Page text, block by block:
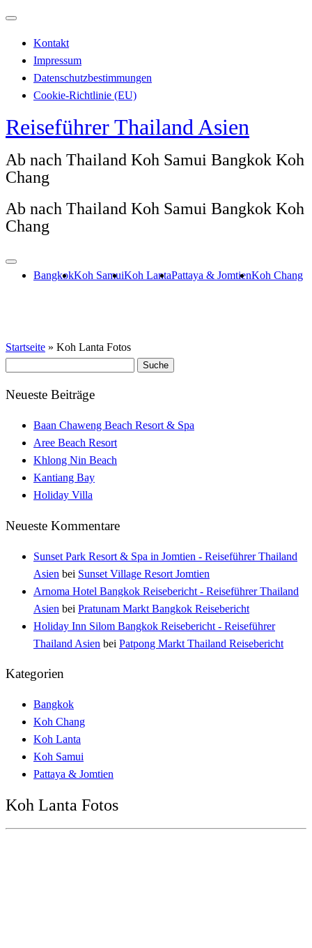
Zum
springenKontakt
Impressum
Datenschutzbestimmungen
Cookie-Richtlinie (EU)
Reiseführer Thailand Asien
Ab nach Thailand Koh Samui Bangkok Koh
Chang
Ab nach Thailand Koh Samui Bangkok Koh
Chang
BangkokKoh SamuiKoh LantaPattaya & JomtienKoh Chang
Startseite » Koh Lanta Fotos
Neueste Beiträge
Baan Chaweng Beach Resort & Spa
Aree Beach Resort
Khlong Nin Beach
Kantiang Bay
Holiday Villa
Neueste Kommentare
Sunset Park Resort & Spa in Jomtien - Reiseführer Thailand
Asien bei Sunset Village Resort Jomtien
Arnoma Hotel Bangkok Reisebericht - Reiseführer Thailand
Asien bei Pratunam Markt Bangkok Reisebericht
Holiday Inn Silom Bangkok Reisebericht - Reiseführer
Thailand Asien bei Patpong Markt Thailand Reisebericht
Kategorien
Bangkok
Koh Chang
Koh Lanta
Koh Samui
Pattaya & Jomtien
Koh Lanta Fotos